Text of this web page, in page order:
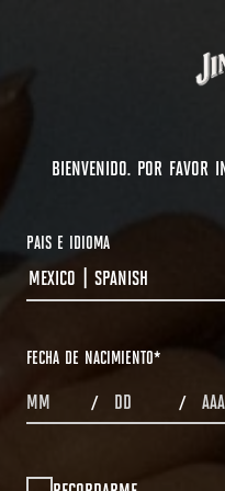
BIENVENIDO. POR FAVOR
PAIS E IDIOMA
COUNTRYDROPDOWN
MEXICO | SPANISH
FECHA DE NACIMIENTO*
MONTHS
/ DAYS /